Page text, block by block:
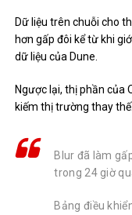
Dữ liệu trên chuỗi cho
hơn gấp đôi kể từ khi
dữ liệucủa Dune
Ngược lại, thị phần của
kiếm thị trường thay thế.
Blur đã làm
trong 24 giờ
Bảng điều